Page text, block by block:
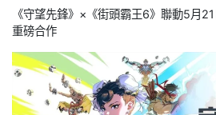
《守望先鋒》×《街頭霸王6》聯動5月
重磅合作